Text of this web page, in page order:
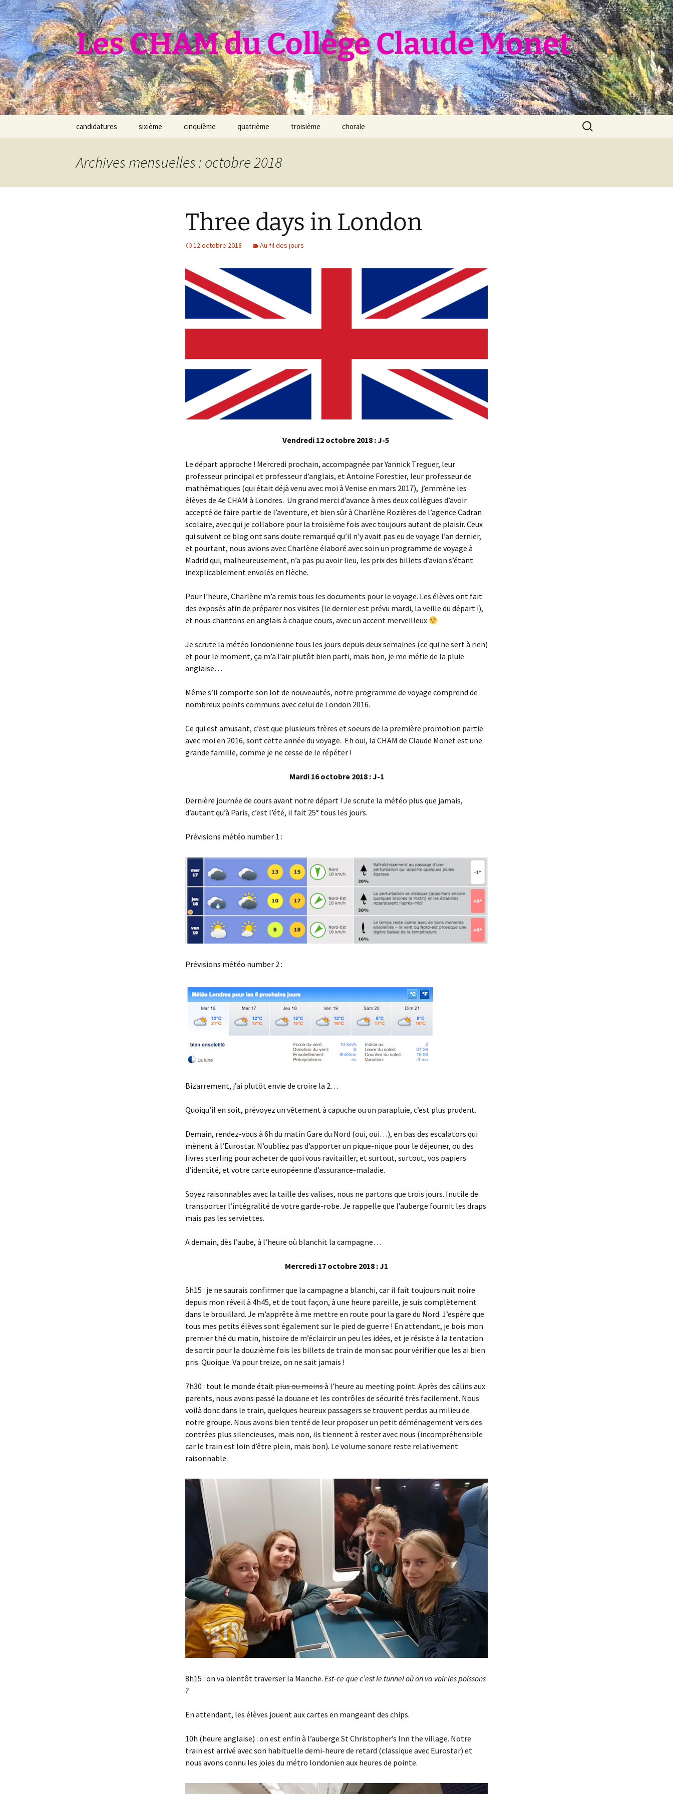
Aller
au
contenu
Les CHAM du Collège Claude Monet
candidatures sixième cinquième quatrième troisième chorale
Rechercher :
Archives mensuelles : octobre 2018
Three days in London
12 octobre 2018 Au fil des jours
Vendredi 12 octobre 2018 : J-5
Le départ approche ! Mercredi prochain, accompagnée par Yannick Treguer, leur
professeur principal et professeur d’anglais, et Antoine Forestier, leur professeur de
mathématiques (qui était déjà venu avec moi à Venise en mars 2017), j’emmène les
élèves de 4e CHAM à Londres. Un grand merci d’avance à mes deux collègues d’avoir
accepté de faire partie de l’aventure, et bien sûr à Charlène Rozières de l’agence Cadran
scolaire, avec qui je collabore pour la troisième fois avec toujours autant de plaisir. Ceux
qui suivent ce blog ont sans doute remarqué qu’il n’y avait pas eu de voyage l’an dernier,
et pourtant, nous avions avec Charlène élaboré avec soin un programme de voyage à
Madrid qui, malheureusement, n’a pas pu avoir lieu, les prix des billets d’avion s’étant
inexplicablement envolés en flèche.
Pour l’heure, Charlène m’a remis tous les documents pour le voyage. Les élèves ont fait
des exposés afin de préparer nos visites (le dernier est prévu mardi, la veille du départ !),
et nous chantons en anglais à chaque cours, avec un accent merveilleux
Je scrute la météo londonienne tous les jours depuis deux semaines (ce qui ne sert à rien)
et pour le moment, ça m’a l’air plutôt bien parti, mais bon, je me méfie de la pluie
anglaise…
Même s’il comporte son lot de nouveautés, notre programme de voyage comprend de
nombreux points communs avec celui de London 2016.
Ce qui est amusant, c’est que plusieurs frères et soeurs de la première promotion partie
avec moi en 2016, sont cette année du voyage. Eh oui, la CHAM de Claude Monet est une
grande famille, comme je ne cesse de le répéter !
Mardi 16 octobre 2018 : J-1
Dernière journée de cours avant notre départ ! Je scrute la météo plus que jamais,
d’autant qu’à Paris, c’est l’été, il fait 25° tous les jours.
Prévisions météo number 1 :
Prévisions météo number 2 :
Bizarrement, j’ai plutôt envie de croire la 2…
Quoiqu’il en soit, prévoyez un vêtement à capuche ou un parapluie, c’est plus prudent.
Demain, rendez-vous à 6h du matin Gare du Nord (oui, oui…), en bas des escalators qui
mènent à l’Eurostar. N’oubliez pas d’apporter un pique-nique pour le déjeuner, ou des
livres sterling pour acheter de quoi vous ravitailler, et surtout, surtout, vos papiers
d’identité, et votre carte européenne d’assurance-maladie.
Soyez raisonnables avec la taille des valises, nous ne partons que trois jours. Inutile de
transporter l’intégralité de votre garde-robe. Je rappelle que l’auberge fournit les draps
mais pas les serviettes.
A demain, dès l’aube, à l’heure où blanchit la campagne…
Mercredi 17 octobre 2018 : J1
5h15 : je ne saurais confirmer que la campagne a blanchi, car il fait toujours nuit noire
depuis mon réveil à 4h45, et de tout façon, à une heure pareille, je suis complètement
dans le brouillard. Je m’apprête à me mettre en route pour la gare du Nord. J’espère que
tous mes petits élèves sont également sur le pied de guerre ! En attendant, je bois mon
premier thé du matin, histoire de m’éclaircir un peu les idées, et je résiste à la tentation
de sortir pour la douzième fois les billets de train de mon sac pour vérifier que les ai bien
pris. Quoique. Va pour treize, on ne sait jamais !
7h30 : tout le monde était plus ou moinsà l’heure au meeting point. Après des câlins aux
parents, nous avons passé la douane et les contrôles de sécurité très facilement. Nous
voilà donc dans le train, quelques heureux passagers se trouvent perdus au milieu de
notre groupe. Nous avons bien tenté de leur proposer un petit déménagement vers des
contrées plus silencieuses, mais non, ils tiennent à rester avec nous (incompréhensible
car le train est loin d’être plein, mais bon). Le volume sonore reste relativement
raisonnable.
8h15 : on va bientôt traverser la Manche. Est-ce que c’est le tunnel où on va voir les poissons
?
En attendant, les élèves jouent aux cartes en mangeant des chips.
10h (heure anglaise) : on est enfin à l’auberge St Christopher’s Inn the village. Notre
train est arrivé avec son habituelle demi-heure de retard (classique avec Eurostar) et
nous avons connu les joies du métro londonien aux heures de pointe.